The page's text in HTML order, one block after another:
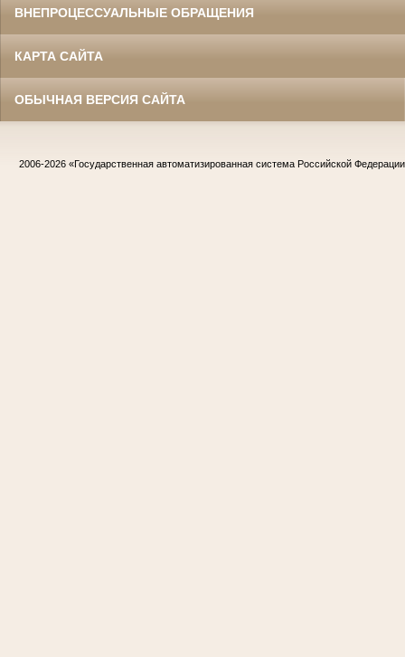
ВНЕПРОЦЕССУАЛЬНЫЕ ОБРАЩЕНИЯ
КАРТА САЙТА
ОБЫЧНАЯ ВЕРСИЯ САЙТА
2006-2026 «Государственная автоматизированная система Российской